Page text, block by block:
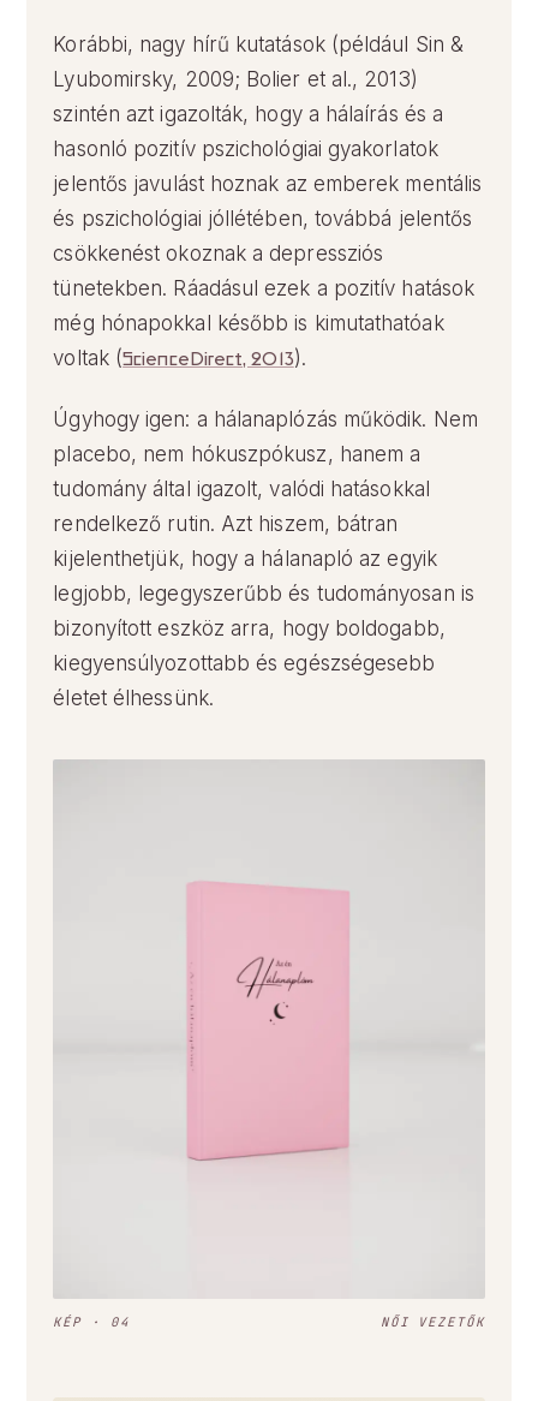
Korábbi, nagy hírű kutatások (például Sin &
Lyubomirsky, 2009; Bolier et al., 2013)
szintén azt igazolták, hogy a hálaírás és a
hasonló pozitív pszichológiai gyakorlatok
jelentős javulást hoznak az emberek mentális
és pszichológiai jóllétében, továbbá jelentős
csökkenést okoznak a depressziós
tünetekben. Ráadásul ezek a pozitív hatások
még hónapokkal később is kimutathatóak
voltak (ScienceDirect, 2013).
Úgyhogy igen: a hálanaplózás működik. Nem
placebo, nem hókuszpókusz, hanem a
tudomány által igazolt, valódi hatásokkal
rendelkező rutin. Azt hiszem, bátran
kijelenthetjük, hogy a hálanapló az egyik
legjobb, legegyszerűbb és tudományosan is
bizonyított eszköz arra, hogy boldogabb,
kiegyensúlyozottabb és egészségesebb
életet élhessünk.
KÉP · 04 NŐI VEZETŐK